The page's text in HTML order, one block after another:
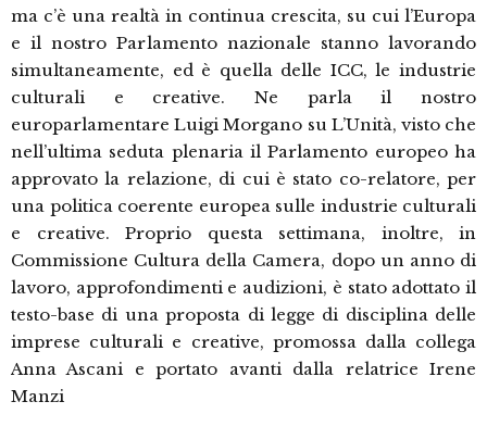
ma c’è una realtà in continua crescita, su cui l’Europa
e il nostro Parlamento nazionale stanno lavorando
simultaneamente, ed è quella delle ICC, le industrie
culturali e creative. Ne parla il nostro
europarlamentare Luigi Morgano su L’Unità, visto che
nell’ultima seduta plenaria il Parlamento europeo ha
approvato la relazione, di cui è stato co-relatore, per
una politica coerente europea sulle industrie culturali
e creative. Proprio questa settimana, inoltre, in
Commissione Cultura della Camera, dopo un anno di
lavoro, approfondimenti e audizioni, è stato adottato il
testo-base di una proposta di legge di disciplina delle
imprese culturali e creative, promossa dalla collega
Anna Ascani e portato avanti dalla relatrice Irene
Manzi